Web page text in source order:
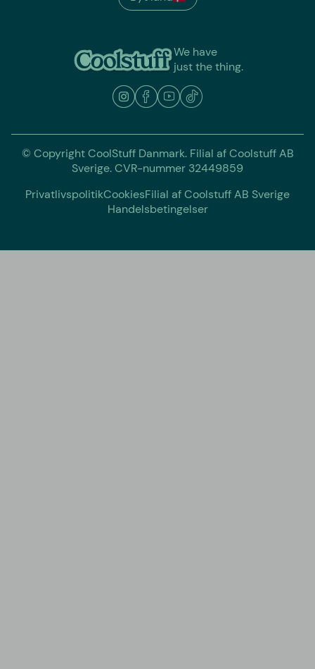
We have
just the thing.
© Copyright CoolStuff Danmark. Filial af Coolstuff AB
Sverige. CVR-nummer 32449859
PrivatlivspolitikCookiesFilial af Coolstuff AB Sverige
Handelsbetingelser